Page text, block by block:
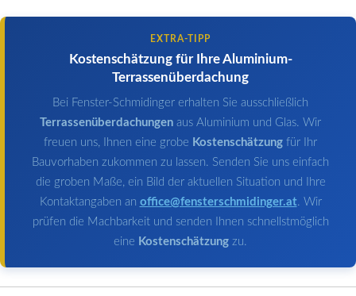
EXTRA-TIPP
Kostenschätzung für Ihre Aluminium-
Terrassenüberdachung
Bei Fenster-Schmidinger erhalten Sie ausschließlich
Terrassenüberdachungen aus Aluminium und Glas. Wir
freuen uns, Ihnen eine grobe Kostenschätzung für Ihr
Bauvorhaben zukommen zu lassen. Senden Sie uns einfach
die groben Maße, ein Bild der aktuellen Situation und Ihre
Kontaktangaben an office@fensterschmidinger.at. Wir
prüfen die Machbarkeit und senden Ihnen schnellstmöglich
eine Kostenschätzung zu.